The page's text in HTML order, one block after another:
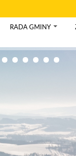
RADA GMINY